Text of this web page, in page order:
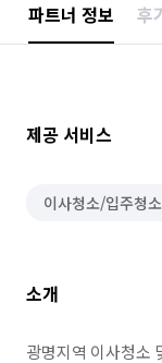
파트너 정보 후
제공 서비스
이사청소/입주청소
소개
광명지역 이사청소